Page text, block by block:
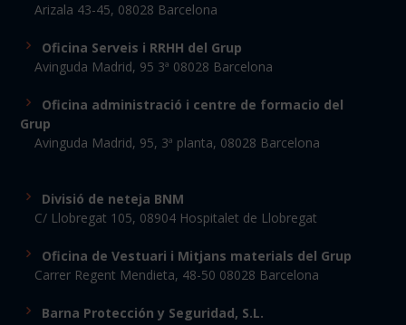
Arizala 43-45, 08028 Barcelona
Oficina Serveis i RRHH del Grup
Avinguda Madrid, 95 3ª 08028 Barcelona
Oficina administració i centre de formacio del
Grup
Avinguda Madrid, 95, 3ª planta, 08028 Barcelona
Divisió de neteja BNM
C/ Llobregat 105, 08904 Hospitalet de Llobregat
Oficina de Vestuari i Mitjans materials del Grup
Carrer Regent Mendieta, 48-50 08028 Barcelona
Barna Protección y Seguridad, S.L.